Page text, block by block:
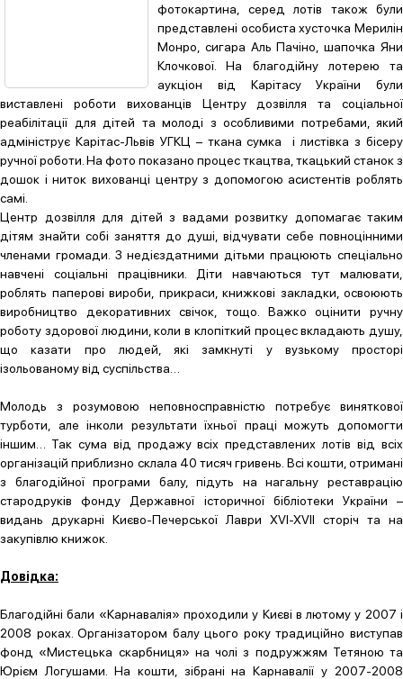
фотокартина, серед лотів також були
представлені особиста хусточка Мерилін
Монро, сигара Аль Пачіно, шапочка Яни
Клочкової. На благодійну лотерею та
аукціон від Карітасу України були
виставлені роботи вихованців Центру дозвілля та соціальної
реабілітації для дітей та молоді з особливими потребами, який
адмініструє Карітас-Львів УГКЦ – ткана сумка і листівка з бісеру
ручної роботи. На фото показано процес ткацтва, ткацький станок з
дошок і ниток вихованці центру з допомогою асистентів роблять
самі.
Центр дозвілля для дітей з вадами розвитку допомагає таким
дітям знайти собі заняття до душі, відчувати себе повноцінними
членами громади. З недієздатними дітьми працюють спеціально
навчені соціальні працівники. Діти навчаються тут малювати,
роблять паперові вироби, прикраси, книжкові закладки, освоюють
виробництво декоративних свічок, тощо. Важко оцінити ручну
роботу здорової людини, коли в клопіткий процес вкладають душу,
що казати про людей, які замкнуті у вузькому просторі
ізольованому від суспільства…
Молодь з розумовою неповносправністю потребує виняткової
турботи, але інколи результати їхньої праці можуть допомогти
іншим… Так сума від продажу всіх представлених лотів від всіх
організацій приблизно склала 40 тисяч гривень. Всі кошти, отримані
з благодійної програми балу, підуть на нагальну реставрацію
стародруків фонду Державної історичної бібліотеки України –
видань друкарні Києво-Печерської Лаври XVI-XVII сторіч та на
закупівлю книжок.
Довідка:
Благодійні бали «Карнавалія» проходили у Києві в лютому у 2007 і
2008 роках. Організатором балу цього року традиційно виступав
фонд «Мистецька скарбниця» на чолі з подружжям Тетяною та
Юрієм Логушами. На кошти, зібрані на Карнавалії у 2007-2008